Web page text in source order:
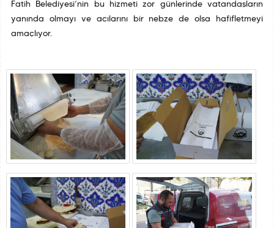
Fatih Belediyesi’nin bu hizmeti zor günlerinde vatandaşların
yanında olmayı ve acılarını bir nebze de olsa hafifletmeyi
amaçlıyor.